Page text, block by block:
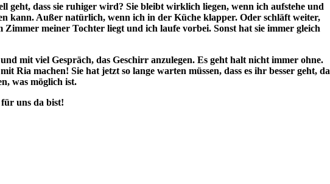
geht, dass sie ruhiger wird? Sie bleibt wirklich liegen, wenn ich aufstehe und
kann. Außer natürlich, wenn ich in der Küche klapper. Oder schläft weiter,
Zimmer meiner Tochter liegt und ich laufe vorbei. Sonst hat sie immer gleich
mit viel Gespräch, das Geschirr anzulegen. Es geht halt nicht immer ohne.
Ria machen! Sie hat jetzt so lange warten müssen, dass es ihr besser geht, da
was möglich ist.
uns da bist!